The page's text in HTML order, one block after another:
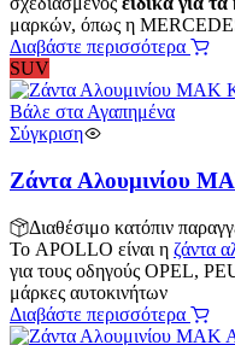
μαρκών, όπως η
Διαβάστε περισσότερα
SUV
Βάλε στα Αγαπημένα
Σύγκριση
Ζάντα Αλουμινίου
Διαθέσιμο κατόπιν
Το APOLLO είναι η ζάντα
για τους οδηγούς OPEL,
μάρκες αυτοκινήτων
Διαβάστε περισσότερα